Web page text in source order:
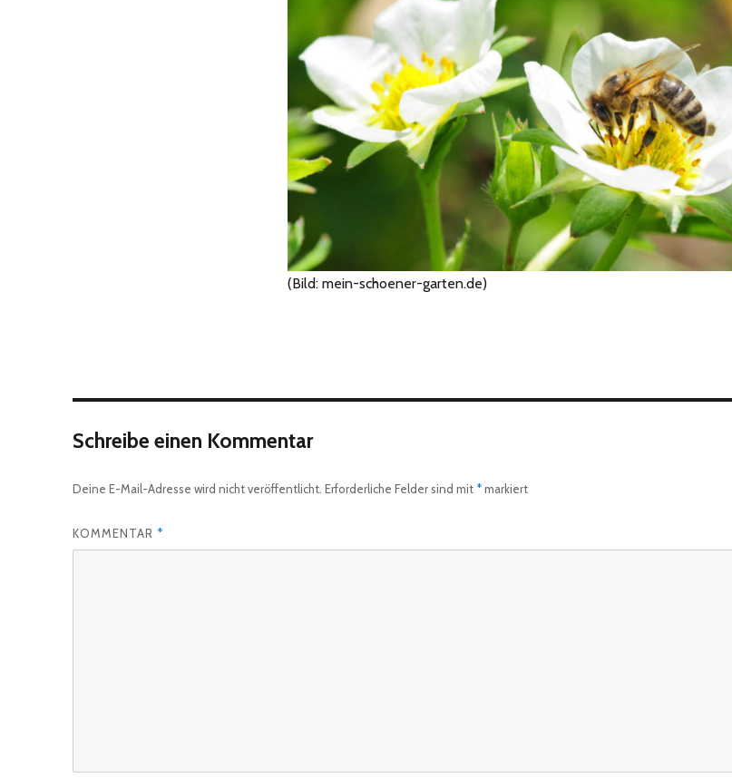
(Bild: mein-schoener-garten.de)
Schreibe einen Kommentar
Deine E-Mail-Adresse wird nicht veröffentlicht. Erforderliche Felder sind mit *markiert
KOMMENTAR *